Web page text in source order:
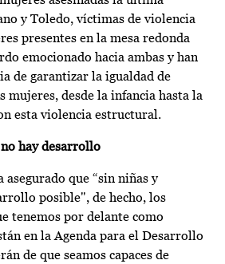
y Toledo, víctimas de violencia
presentes en la mesa redonda
emocionado hacia ambas y han
de garantizar la igualdad de
mujeres, desde la infancia hasta la
esta violencia estructural.
hay desarrollo
asegurado que “sin niñas y
posible", de hecho, los
tenemos por delante como
en la Agenda para el Desarrollo
de que seamos capaces de